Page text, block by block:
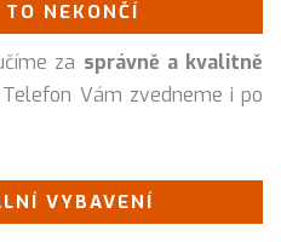
NEKONČÍ
za správně a kvalitně
Vám zvedneme i po
VYBAVENÍ